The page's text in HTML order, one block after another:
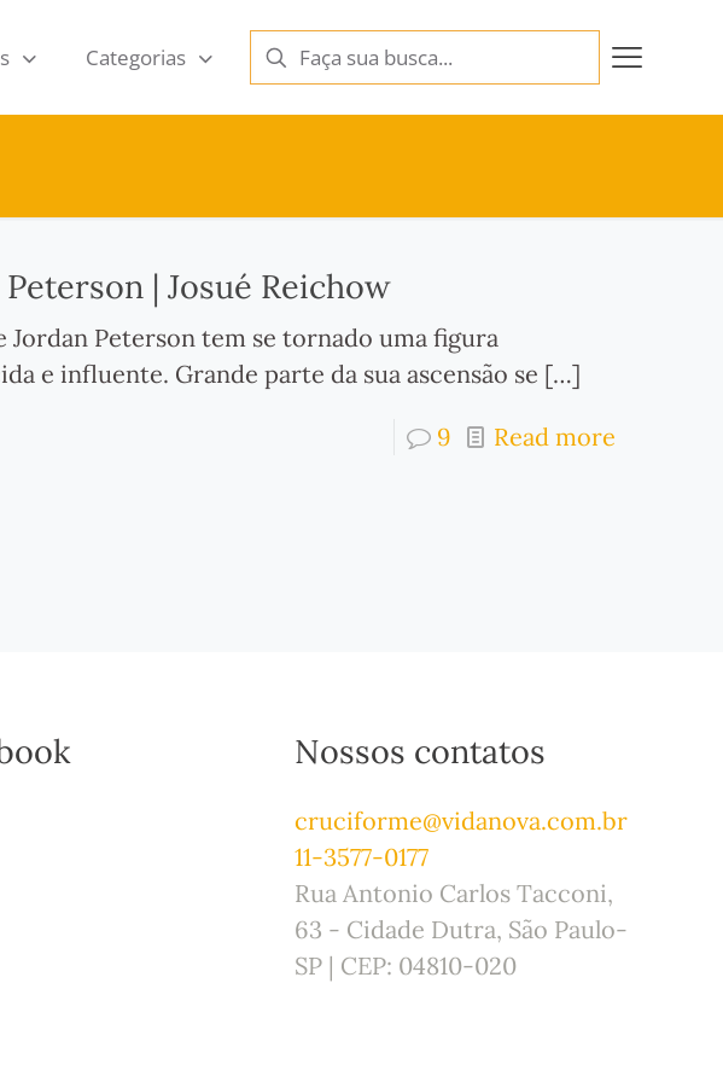
Categorias
| Josué Reichow
Jordan Peterson tem se tornado uma figura
e influente. Grande parte da sua ascensão se […]
9 Read more
Nossos contatos
cruciforme@vidanova.com.br
11-3577-0177
Rua Antonio Carlos Tacconi,
63 - Cidade Dutra, São Paulo-
SP | CEP: 04810-020